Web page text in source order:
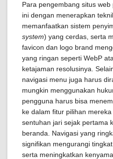
Para pengembang situs
ini dengan menerapkan
memanfaatkan sistem
system) yang cerdas, serta
favicon dan logo brand
yang ringan seperti WebP
ketajaman resolusinya.
navigasi menu juga harus
mungkin menggunakan
pengguna harus bisa
ke dalam fitur pilihan
sentuhan jari sejak pertama
beranda. Navigasi yang
signifikan mengurangi
serta meningkatkan